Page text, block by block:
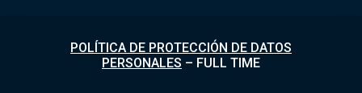
POLÍTICA DE PROTECCIÓN DE DATOS
PERSONALES – FULL TIME